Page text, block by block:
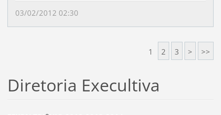
03/02/2012 02:30
1 2 3 > >>
Diretoria Execultiva